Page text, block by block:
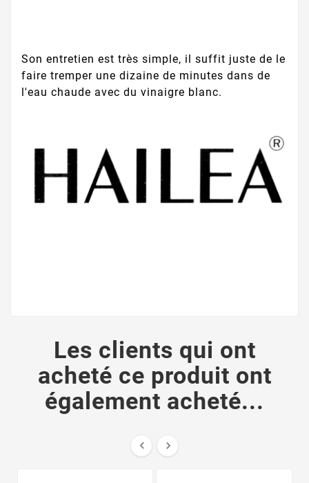
Son entretien est très simple, il suffit juste de le
faire tremper une dizaine de minutes dans de
l'eau chaude avec du vinaigre blanc.
Les clients qui ont
acheté ce produit ont
également acheté...
 